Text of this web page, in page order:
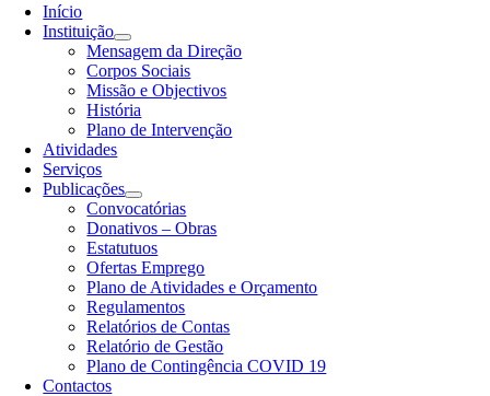
Início
Instituição
Mensagem da Direção
Corpos Sociais
Missão e Objectivos
História
Plano de Intervenção
Atividades
Serviços
Publicações
Convocatórias
Donativos – Obras
Estatutuos
Ofertas Emprego
Plano de Atividades e Orçamento
Regulamentos
Relatórios de Contas
Relatório de Gestão
Plano de Contingência COVID 19
Contactos